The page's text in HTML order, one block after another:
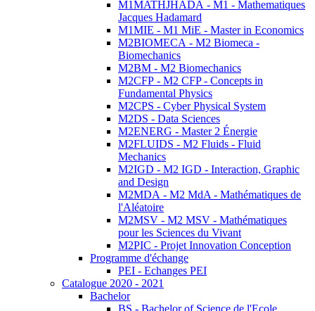
M1MATHJHADA - M1 - Mathematiques
Jacques Hadamard
M1MIE - M1 MiE - Master in Economics
M2BIOMECA - M2 Biomeca -
Biomechanics
M2BM - M2 Biomechanics
M2CFP - M2 CFP - Concepts in
Fundamental Physics
M2CPS - Cyber Physical System
M2DS - Data Sciences
M2ENERG - Master 2 Énergie
M2FLUIDS - M2 Fluids - Fluid
Mechanics
M2IGD - M2 IGD - Interaction, Graphic
and Design
M2MDA - M2 MdA - Mathématiques de
l'Aléatoire
M2MSV - M2 MSV - Mathématiques
pour les Sciences du Vivant
M2PIC - Projet Innovation Conception
Programme d'échange
PEI - Echanges PEI
Catalogue 2020 - 2021
Bachelor
BS - Bachelor of Science de l'Ecole